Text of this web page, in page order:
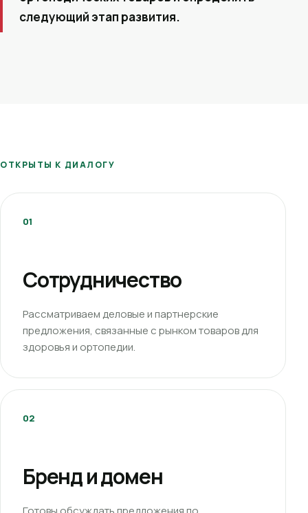
следующий этап развития.
ОТКРЫТЫ К ДИАЛОГУ
01
Сотрудничество
Рассматриваем деловые и партнерские
предложения, связанные с рынком товаров для
здоровья и ортопедии.
02
Бренд и домен